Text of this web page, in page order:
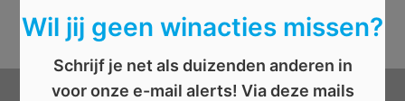
Wil jij geen winacties missen?
Schrijf je net als duizenden anderen in
voor onze e-mail alerts! Via deze mails